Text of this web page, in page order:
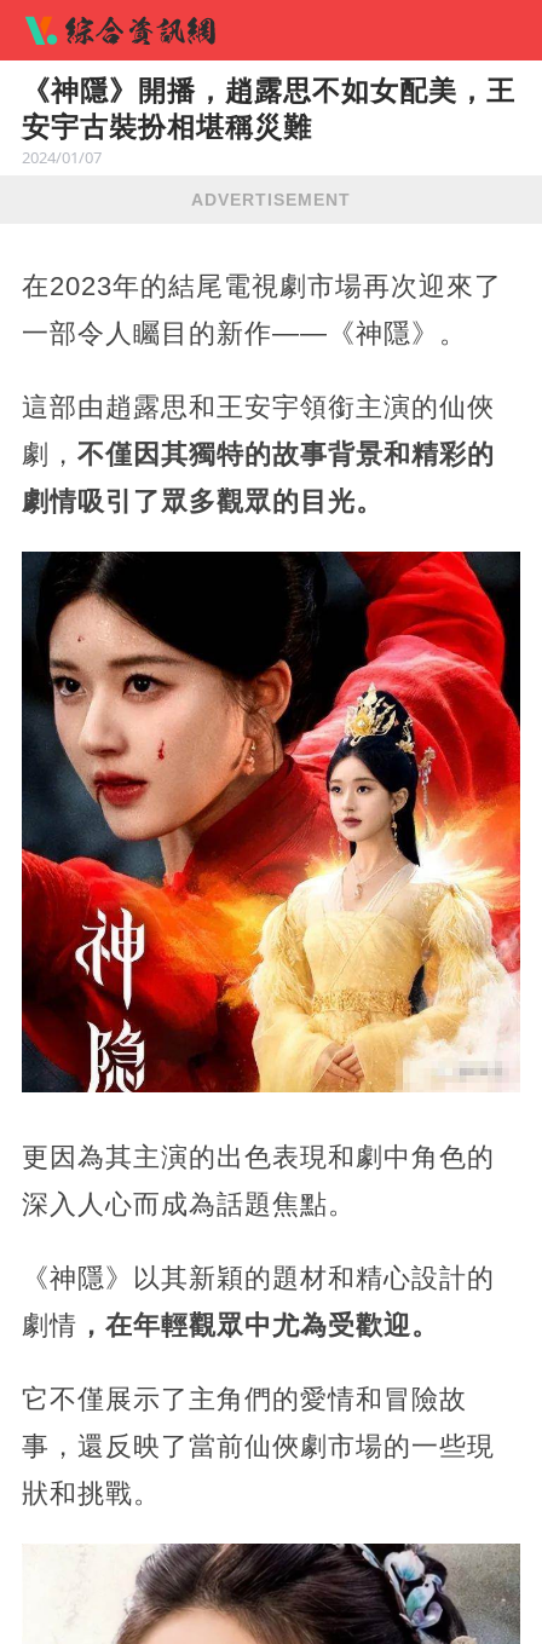
《神隱》開播，趙露思不如女配美，王
安宇古裝扮相堪稱災難
2024/01/07
ADVERTISEMENT
在2023年的結尾電視劇市場再次迎來了
一部令人矚目的新作——《神隱》。
這部由趙露思和王安宇領銜主演的仙俠
劇， 不僅因其獨特的故事背景和精彩的
劇情吸引了眾多觀眾的目光。
更因為其主演的出色表現和劇中角色的
深入人心而成為話題焦點。
《神隱》以其新穎的題材和精心設計的
劇情 ，在年輕觀眾中尤為受歡迎。
它不僅展示了主角們的愛情和冒險故
事，還反映了當前仙俠劇市場的一些現
狀和挑戰。